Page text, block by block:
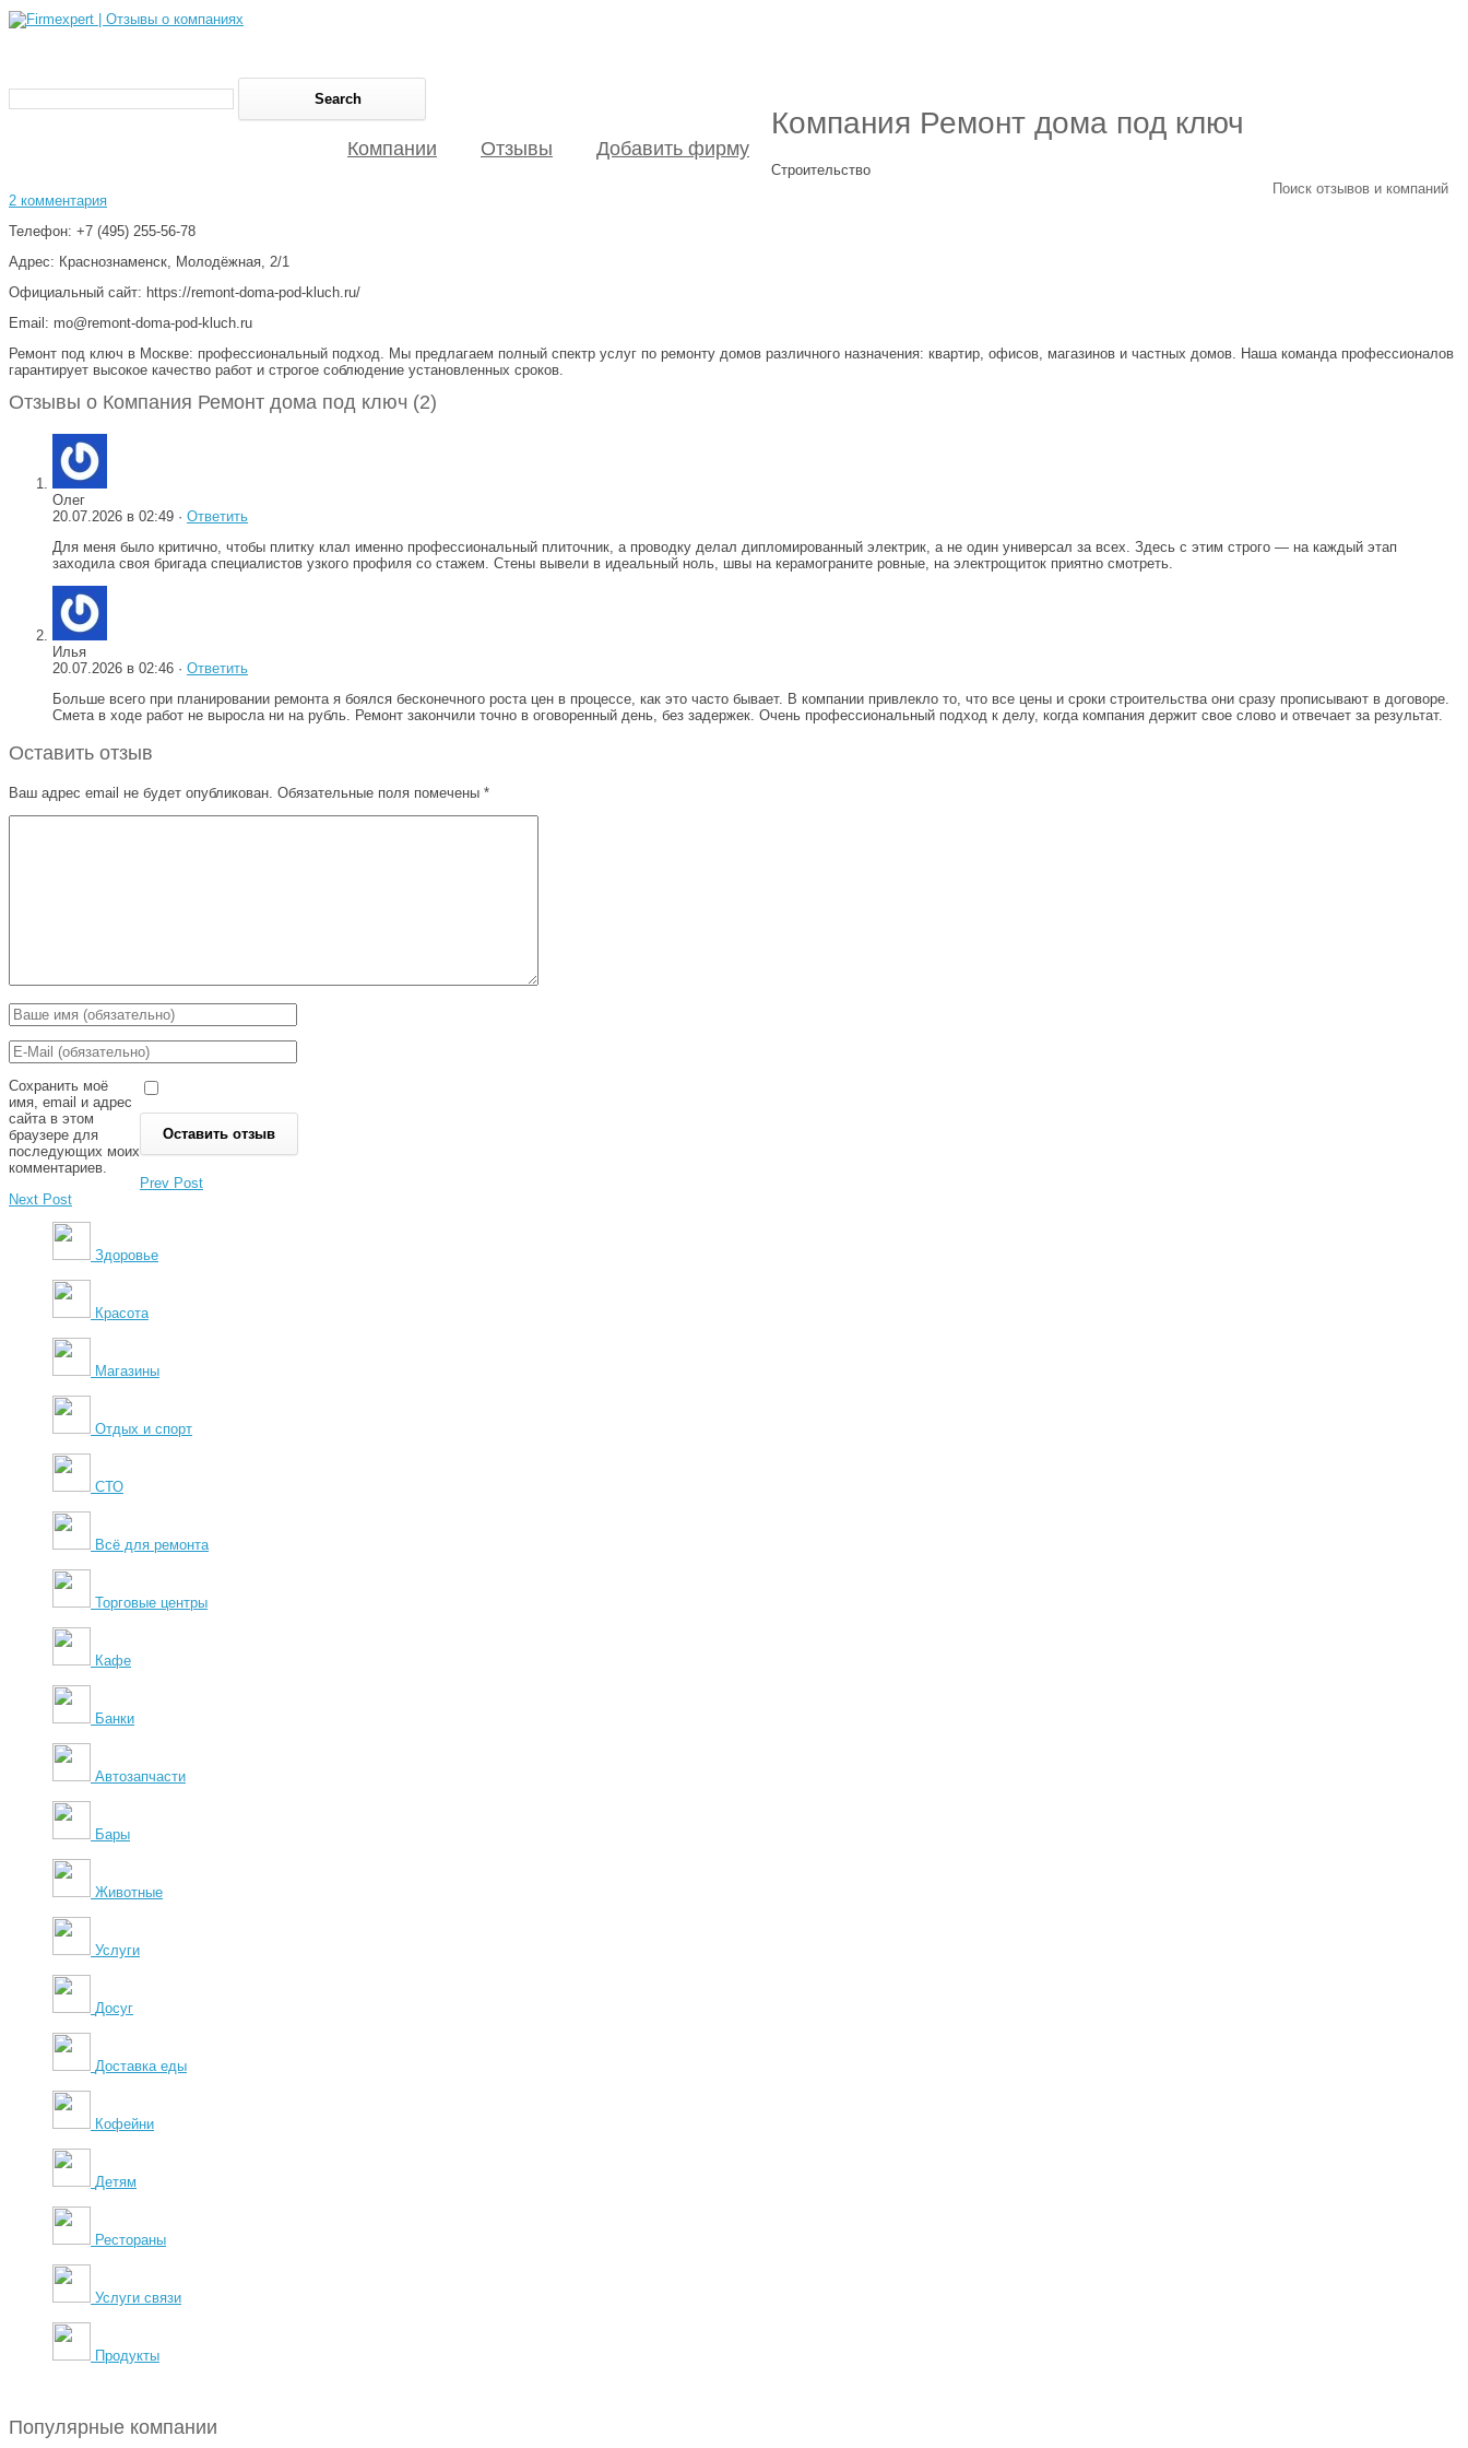
Поиск отзывов и компаний
Компании Отзывы Добавить фирму
Компания Ремонт дома под ключ
Строительство
2 комментария
Телефон: +7 (495) 255-56-78
Адрес: Краснознаменск, Молодёжная, 2/1
Официальный сайт: https://remont-doma-pod-kluch.ru/
Email: mo@remont-doma-pod-kluch.ru
Ремонт под ключ в Москве: профессиональный подход. Мы предлагаем полный спектр услуг по ремонту домов различного назначения: квартир, офисов, магазинов и частных домов. Наша команда профессионалов
гарантирует высокое качество работ и строгое соблюдение установленных сроков.
Отзывы о Компания Ремонт дома под ключ (2)
Олег
20.07.2026 в 02:49 · Ответить
Для меня было критично, чтобы плитку клал именно профессиональный плиточник, а проводку делал дипломированный электрик, а не один универсал за всех. Здесь с этим строго — на каждый этап
заходила своя бригада специалистов узкого профиля со стажем. Стены вывели в идеальный ноль, швы на керамограните ровные, на электрощиток приятно смотреть.
Илья
20.07.2026 в 02:46 · Ответить
Больше всего при планировании ремонта я боялся бесконечного роста цен в процессе, как это часто бывает. В компании привлекло то, что все цены и сроки строительства они сразу прописывают в договоре.
Смета в ходе работ не выросла ни на рубль. Ремонт закончили точно в оговоренный день, без задержек. Очень профессиональный подход к делу, когда компания держит свое слово и отвечает за результат.
Оставить отзыв
Ваш адрес email не будет опубликован. Обязательные поля помечены *
Сохранить моё
имя, email и адрес
сайта в этом
браузере для
последующих моих
комментариев.
Prev Post
Next Post
Здоровье
Красота
Магазины
Отдых и спорт
СТО
Всё для ремонта
Торговые центры
Кафе
Банки
Автозапчасти
Бары
Животные
Услуги
Досуг
Доставка еды
Кофейни
Детям
Рестораны
Услуги связи
Продукты
Популярные компании